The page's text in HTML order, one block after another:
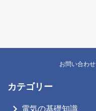
お問い合わせ
カテゴリー
電気の基礎知識